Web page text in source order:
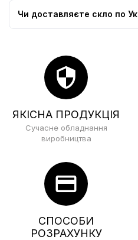
Чи доставляєте скло по
security
ЯКІСНА ПРОДУКЦІЯ
Сучасне обладнання
виробництва
credit_card
СПОСОБИ
РОЗРАХУНКУ